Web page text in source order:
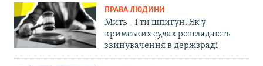
ПРАВА ЛЮДИНИ
Мить – і ти шпигун. Як у
кримських судах розглядають
звинувачення в держзраді